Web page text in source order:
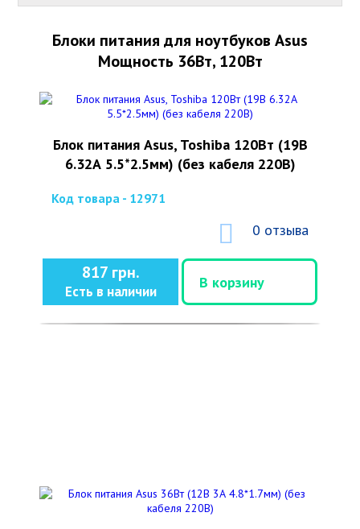
Блоки питания для ноутбуков Asus
Мощность 36Вт, 120Вт
Блок питания Asus, Toshiba 120Вт (19В
6.32А 5.5*2.5мм) (без кабеля 220В)
Код товара - 12971
0 отзыва
817 грн.
Есть в наличии
В корзину